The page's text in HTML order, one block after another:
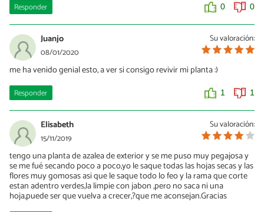
Responder 0 0
Su valoración:
Juanjo
08/01/2020
me ha venido genial esto, a ver si consigo revivir mi planta :)
Responder 1 1
Su valoración:
Elisabeth
15/11/2019
tengo una planta de azalea de exterior y se me puso muy pegajosa y
se me fué secando poco a poco,yo le saque todas las hojas secas y las
flores muy gomosas asi que le saque todo lo feo y la rama que corte
estan adentro verdes,la limpie con jabon ,pero no saca ni una
hoja,puede ser que vuelva a crecer,?que me aconsejan.Gracias